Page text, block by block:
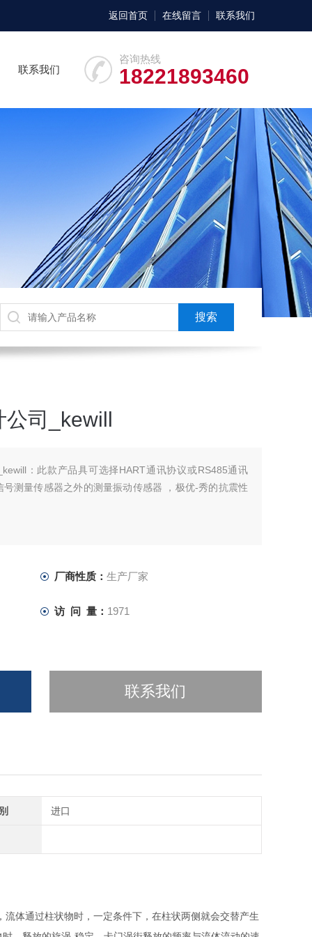
返回首页 在线留言 联系我们
咨询热线
18221893460
联系我们
公司_kewill
：此款产品具可选择HART通讯协议或RS485通讯
测量传感器之外的测量振动传感器 ，极优-秀的抗震性
厂商性质： 生产厂家
访 问 量： 1971
联系我们
进口
体通过柱状物时，一定条件下，在柱状两侧就会交替产生